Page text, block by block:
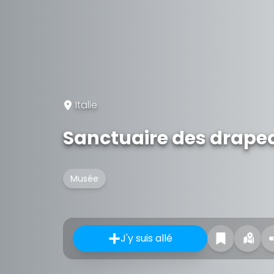
Italie
Sanctuaire des
Musée
J'y suis allé